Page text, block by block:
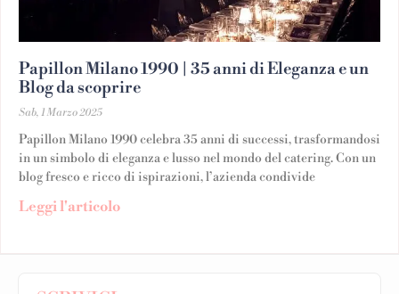
Papillon Milano 1990 | 35 anni di Eleganza e un
Blog da scoprire
Sab, 1 Marzo 2025
Papillon Milano 1990 celebra 35 anni di successi, trasformandosi
in un simbolo di eleganza e lusso nel mondo del catering. Con un
blog fresco e ricco di ispirazioni, l’azienda condivide
Leggi l'articolo